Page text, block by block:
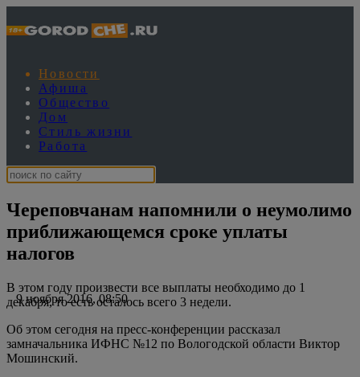
Новости
Афиша
Общество
Дом
Стиль жизни
Работа
Череповчанам напомнили о неумолимо
приближающемся сроке уплаты
налогов
9 ноября 2016, 08:50
В этом году произвести все выплаты необходимо до 1
декабря, то есть осталось всего 3 недели.
Об этом сегодня на пресс-конференции рассказал
замначальника ИФНС №12 по Вологодской области Виктор
Мошинский.